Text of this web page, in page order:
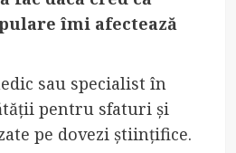
îmi afectează
sau specialist în
pentru sfaturi și
pe dovezi științifice.